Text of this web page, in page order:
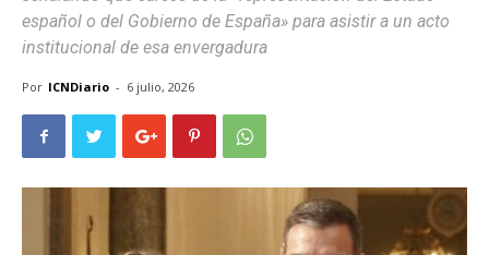
español o del Gobierno de España» para asistir a un acto
institucional de esa envergadura
Por ICNDiario - 6 julio, 2026